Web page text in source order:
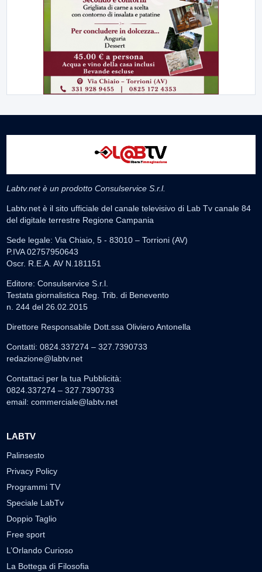
Labtv.net è un prodotto Consulservice S.r.l.
Labtv.net è il sito ufficiale del canale televisivo di Lab Tv canale 84
del digitale terrestre Regione Campania
Sede legale: Via Chiaio, 5 - 83010 – Torrioni (AV)
P.IVA 02757950643
Oscr. R.E.A. AV N.181151
Editore: Consulservice S.r.l.
Testata giornalistica Reg. Trib. di Benevento
n. 244 del 26.02.2015
Direttore Responsabile Dott.ssa Oliviero Antonella
Contatti: 0824.337274 – 327.7390733
redazione@labtv.net
Contattaci per la tua Pubblicità:
0824.337274 – 327.7390733
email: commerciale@labtv.net
LABTV
Palinsesto
Privacy Policy
Programmi TV
Speciale LabTv
Doppio Taglio
Free sport
L’Orlando Curioso
La Bottega di Filosofia